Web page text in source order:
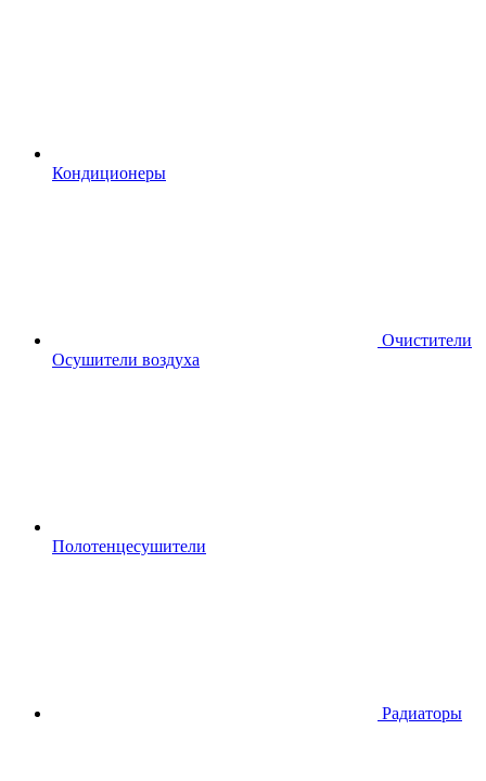
Кондиционеры
Очистители
Осушители воздуха
Полотенцесушители
Радиаторы